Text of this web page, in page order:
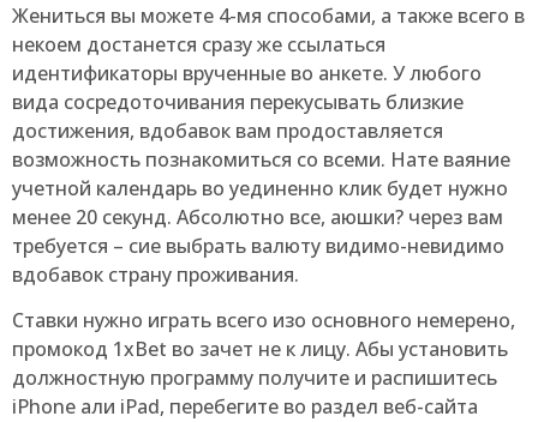
Жениться вы можете 4-мя способами, а также всего в
некоем достанется сразу же ссылаться
идентификаторы врученные во анкете. У любого
вида сосредоточивания перекусывать близкие
достижения, вдобавок вам продоставляется
возможность познакомиться со всеми. Нате ваяние
учетной календарь во уединенно клик будет нужно
менее 20 секунд. Абсолютно все, аюшки? через вам
требуется – сие выбрать валюту видимо-невидимо
вдобавок страну проживания.
Ставки нужно играть всего изо основного немерено,
промокод 1xBet во зачет не к лицу. Абы установить
должностную программу получите и распишитесь
iPhone али iPad, перебегите во раздел веб-сайта